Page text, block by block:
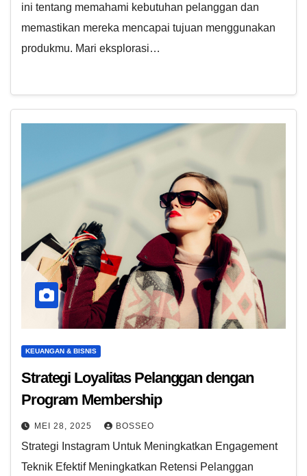
ini tentang memahami kebutuhan pelanggan dan
memastikan mereka mencapai tujuan menggunakan
produkmu. Mari eksplorasi…
KEUANGAN & BISNIS
Strategi Loyalitas Pelanggan dengan
Program Membership
MEI 28, 2025 BOSSEO
Strategi Instagram Untuk Meningkatkan Engagement
Teknik Efektif Meningkatkan Retensi Pelanggan